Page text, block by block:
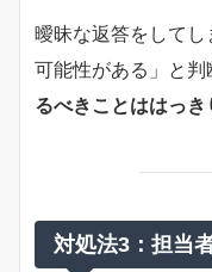
曖昧な返答をして
可能性がある」と判
るべきことははっき
対処法3：担当